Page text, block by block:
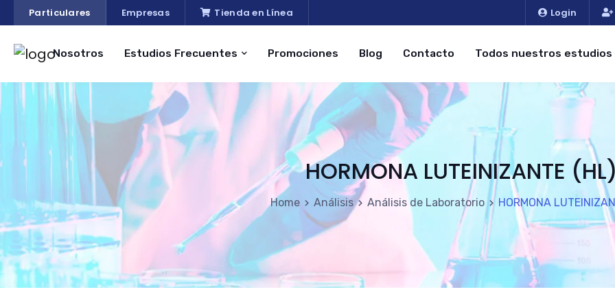
Particulares Empresas Tienda en Línea Login
Nosotros Estudios Frecuentes Promociones Blog Contacto Todos nuestros estudios
HORMONA LUTEINIZANTE (HL)
Home Análisis Análisis de Laboratorio HORMONA